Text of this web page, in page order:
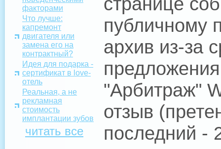
факторами
Что лучше:
капремонт
двигателя или
замена его на
контрактный?
Идея для подарка -
сертификат в love-
отель
Реальная, а не
рекламная
стоимость
имплантации зубов
читать все
публичному
архив из-за
"Арбитраж"
отзыв
последний -